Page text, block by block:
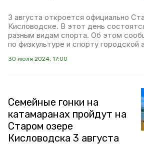
3 августа откроется официально
Кисловодске. В этот день
разным видам спорта. Об этом
по физкультуре и спорту городской
30 июля 2024, 17:00
Семейные гонки на
катамаранах пройдут на
Старом озере
Кисловодска 3 августа